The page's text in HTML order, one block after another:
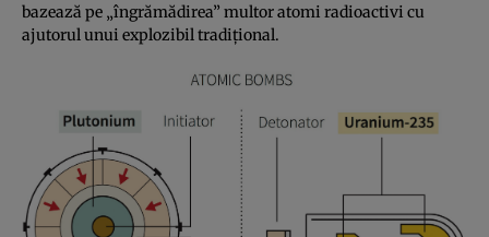
bazează pe „îngrămădirea” multor atomi radioactivi cu
ajutorul unui explozibil tradiţional.